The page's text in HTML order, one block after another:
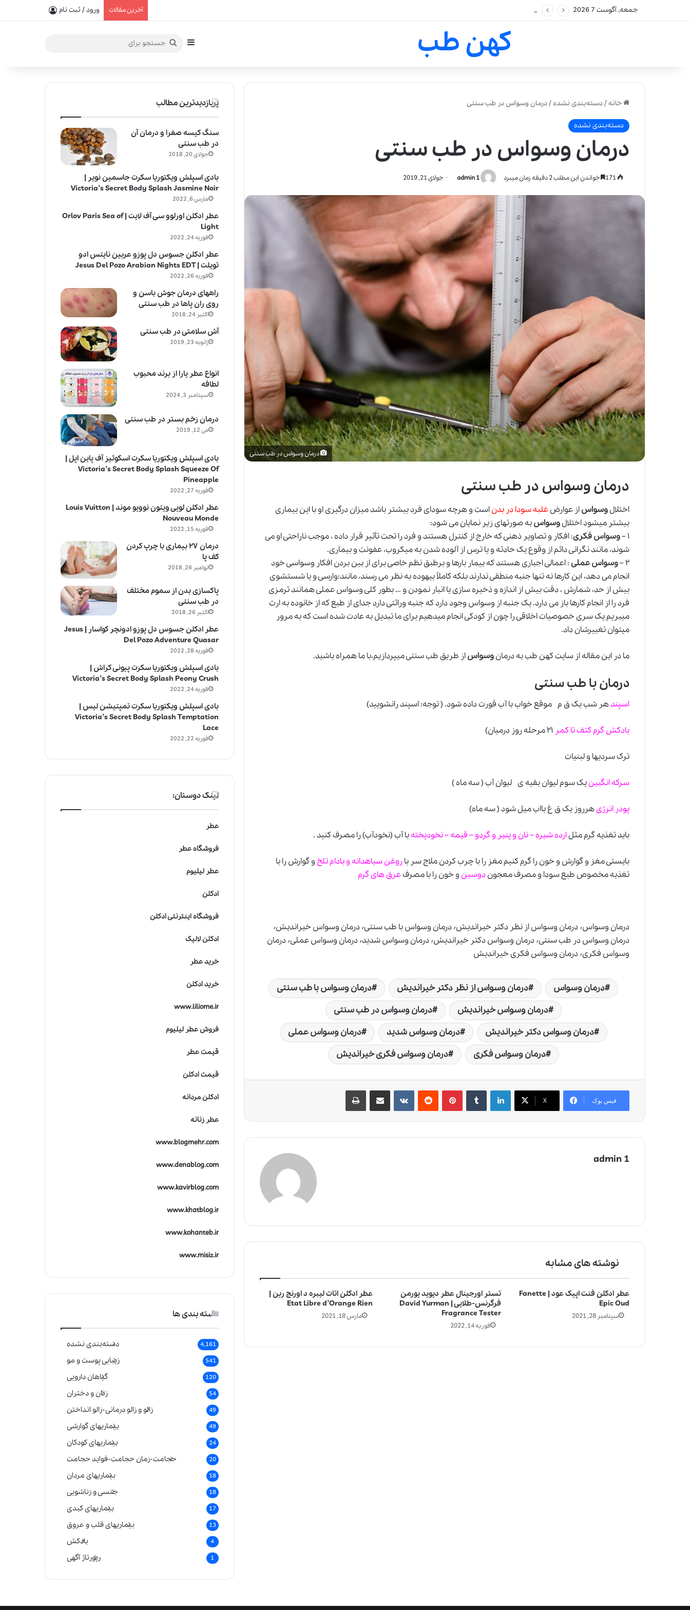
جمعه, آگوست 7 2026 آخرین مقالات ورود / ثبت نام
کهن طب سایدبارجستجو
خانه/دسته‌بندی نشده/درمان وسواس در طب سنتی
دسته‌بندی نشده
درمان وسواس در طب سنتی
admin 1 جولای 21, 2019 خواندن این مطلب 2 دقیقه زمان میبرد
درمان وسواس در طب سنتی
درمان وسواس در طب سنتی
اختلالوسواساز عوارضغلبه سودا در بدناست و هرچه سودای فرد بیشتر باشد میزان درگیری او با این بیماری
بیشتر میشوداختلالوسواسبه صورتهای زیر نمایان می شود:
۱ –
وسواس فکری: افکار و تصاویر ذهنی که خارج از کنترل هستند و فرد را تحت تأثیر قرار داده ، موجب ناراحتی او می
شوند، مانند نگرانی دائم از وقوع یک حادثه و یا ترس از آلوده شدن به میکروب، عفونت و بیماری.
۲ –
وسواس عملی: اعمالی اجباری هستند که بیمار بارها و برطبق نظم خاصی برای از بین بردن افکار وسواسی خود
انجام می دهد، این کارها نه تنها جنبه منطقی ندارند بلکه کاملاً بیهوده به نظر می رسند، مانند:وارسی و یا شستشوی
بیش از حد،شمارش ، دقت بیش از اندازه و ذخیره سازی یا انبار نمودن و … بطور کلی وسواس عملی همانند ترمزی
فرد را از انجام کارها باز می دارد. یک جنبه از وسواس وجود دارد که جنبه وراثتی دارد جدای از طبع که از خانوده به ارث
میبریم یک سری خصوصیات اخلاقی را چون از کودکی انجام میدهیم برای ما تبدیل به عادت شده است که به مرور
میتوان تغییرشان داد.
ما در این مقاله از سایت کهن طب بهدرمانوسواساز طریقطب سنتیمیپردازیم،با ما همراه باشید.
درمان با طب سنتی
اسپندهر شب یک ق م موقع خواب با آب قورت داده شود. ( توجه: اسپند رانشویید)
بادکش گرم کتف تا کمر
ترک سردیها و لبنیات
سرکه انگبینیک سوم لیوان بقیه ی لیوان آب ( سه ماه )
پودر انرژیهرروز یک ق غ بااب میل شود ( سه ماه)
باید تغذیه گرم مثلارده شیره – نان و پنیر و گردو – قیمه – نخودپختهبا آب (نخودآب) را مصرف کنید .
بایستی مغز و گوارش و خون را گرم کنیم مغز را با چرب کردن ملاج سر باروغن سیاهدانه و بادام تلخ و گوارش را با
تغذیه مخصوص طبع سودا و مصرف معجوندوسین و خون را با مصرفعرق های گرم
درمان وسواس٬ درمان وسواس از نظر دکتر خیراندیش٬ درمان وسواس با طب سنتی٬ درمان وسواس خیراندیش٬
درمان وسواس در طب سنتی٬ درمان وسواس دکتر خیراندیش٬ درمان وسواس شدید٬ درمان وسواس عملی٬ درمان
وسواس فکری٬ درمان وسواس فکری خیراندیش
درمان وسواس درمان وسواس از نظر دکتر خیراندیش
درمان وسواس با طب سنتی
درمان وسواس خیراندیش
درمان وسواس در طب سنتی
درمان وسواس دکتر خیراندیش
درمان وسواس شدید
درمان وسواس عملی
درمان وسواس فکری
درمان وسواس فکری خیراندیش
فیس بوک X
لینکدین ‫تامبلر ‫پین‌ترست‫رددیت ‫VKontakteاشتراک گذاری از طریق ایمیل چاپ
admin 1
نوشته های مشابه
عطر ادکلن اتات لیبره د اورنج رین |
Etat Libre d’Orange Rien
مارس 18, 2021
تستر اورجینال عطر دیوید یورمن
فرگرنس-طلایی | David Yurman
Fragrance Tester
فوریه 14, 2022
عطر ادکلن فنت اپیک عود | Fanette
Epic Oud
سپتامبر 28, 2021
پربازدیدترین مطالب
سنگ کیسه صفرا و درمان آن
در طب سنتی
جولای 20, 2018
بادی اسپلش ویکتوریا سکرت جاسمین نویر |
Victoria’s Secret Body Splash Jasmine Noir
مارس 6, 2022
عطر ادکلن اورلوو سی آف لایت | Orlov Paris Sea of
Light
فوریه 24, 2022
عطر ادکلن جسوس دل پوزو عربین نایتس ادو
تویلت | Jesus Del Pozo Arabian Nights EDT
فوریه 26, 2022
راههای درمان جوش باسن و
روی ران پاها در طب سنتی
اکتبر 24, 2018
آش سلامتی در طب سنتی
ژانویه 23, 2019
انواع عطر یارا از برند محبوب
لطافه
سپتامبر 3, 2024
درمان زخم بستر در طب سنتی
می 12, 2019
بادی اسپلش ویکتوریا سکرت اسکوئیز آف پاین اپل |
Victoria’s Secret Body Splash Squeeze Of
Pineapple
فوریه 27, 2022
عطر ادکلن لویی ویتون نوویو موند | Louis Vuitton
Nouveau Monde
فوریه 15, 2022
درمان ۲۷ بیماری با چرپ کردن
کف پا
نوامبر 26, 2018
پاکسازی بدن از سموم مختلف
در طب سنتی
اکتبر 26, 2018
عطر ادکلن جسوس دل پوزو ادونچر کواسار | Jesus
Del Pozo Adventure Quasar
فوریه 28, 2022
بادی اسپلش ویکتوریا سکرت پیونی کراش |
Victoria’s Secret Body Splash Peony Crush
فوریه 24, 2022
بادی اسپلش ویکتوریا سکرت تمپتیشن لیس |
Victoria’s Secret Body Splash Temptation
Lace
فوریه 22, 2022
لینک دوستان:
عطر
فروشگاه عطر
عطر لیلیوم
ادکلن
فروشگاه اینترنتی ادکلن
ادکلن لالیک
خرید عطر
خرید ادکلن
www.liliome.ir
فروش عطر لیلیوم
قیمت عطر
قیمت ادکلن
ادکلن مردانه
عطر زنانه
www.blogmehr.com
www.denablog.com
www.kavirblog.com
www.khatblog.ir
www.kohanteb.ir
www.misiz.ir
دسته بندی ها
دسته‌بندی نشده 4,161
زیبایی پوست و مو 541
گیاهان دارویی 120
زنان و دختران 54
زالو و زالو درمانی-زالو انداختن 49
بیماریهای گوارشی 49
بیماریهای کودکان 24
حجامت-زمان حجامت-فواید حجامت 20
بیماریهای مردان 18
جنسی و زناشویی 18
بیماریهای کبدی 17
بیماریهای قلب و عروق 13
بادکش 4
رپورتاژ آگهی 1